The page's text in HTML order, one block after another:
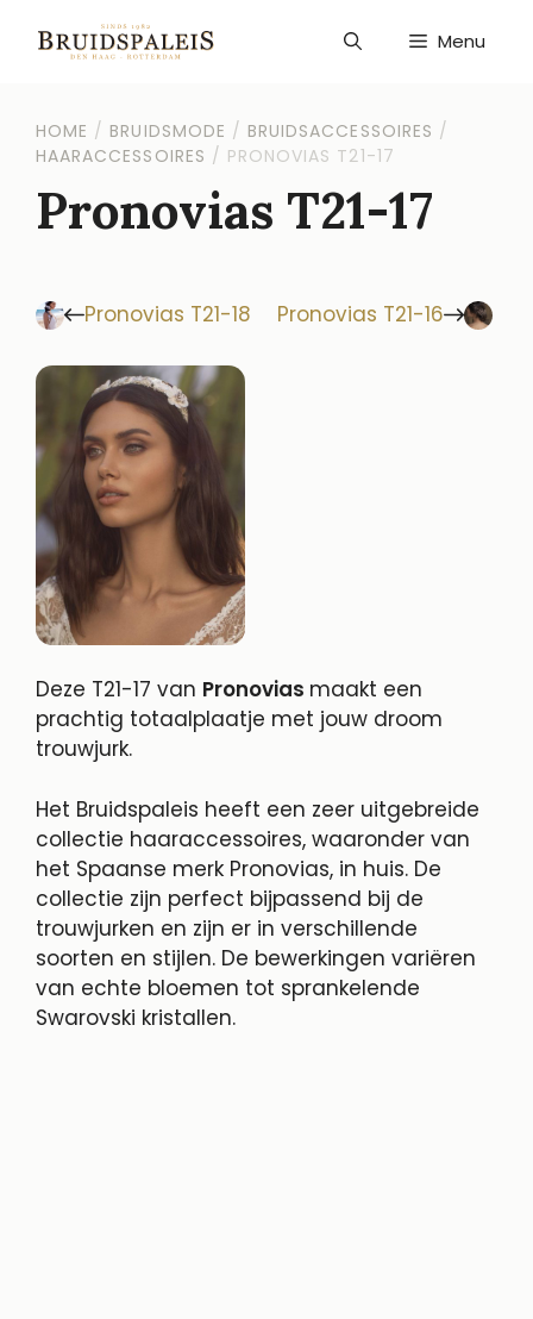
naar
Menu
HOME / BRUIDSMODE / BRUIDSACCESSOIRES /
HAARACCESSOIRES / PRONOVIAS T21-17
Pronovias T21-17
Pronovias T21-18 Pronovias T21-16
Deze T21-17 van Pronovias maakt een
prachtig totaalplaatje met jouw droom
trouwjurk.
Het Bruidspaleis heeft een zeer uitgebreide
collectie haaraccessoires, waaronder van
het Spaanse merk Pronovias, in huis. De
collectie zijn perfect bijpassend bij de
trouwjurken en zijn er in verschillende
soorten en stijlen. De bewerkingen variëren
van echte bloemen tot sprankelende
Swarovski kristallen.